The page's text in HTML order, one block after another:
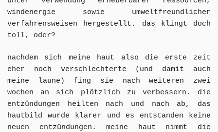
windenergie sowie umweltfreundlicher
verfahrensweisen hergestellt. das klingt doch
toll, oder?
nachdem sich meine haut also die erste zeit
eher noch verschlechterte (und damit auch
meine laune) fing sie nach weiteren zwei
wochen an sich plötzlich zu verbessern. die
entzündungen heilten nach und nach ab, das
hautbild wurde klarer und es entstanden keine
neuen entzündungen. meine haut nimmt die